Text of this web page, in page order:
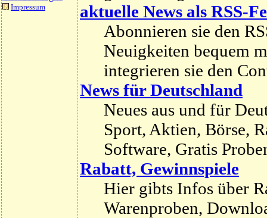
Impressum
aktuelle News als RSS-
Abonnieren sie den
Neuigkeiten bequem
integrieren sie den
News für Deutschland
Neues aus und für
Sport, Aktien, Börse,
Software, Gratis
Rabatt, Gewinnspiele
Hier gibts Infos über
Warenproben,